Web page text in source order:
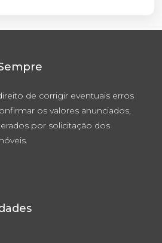
de corrigir eventuais erros
os valores anunciados,
por solicitação dos